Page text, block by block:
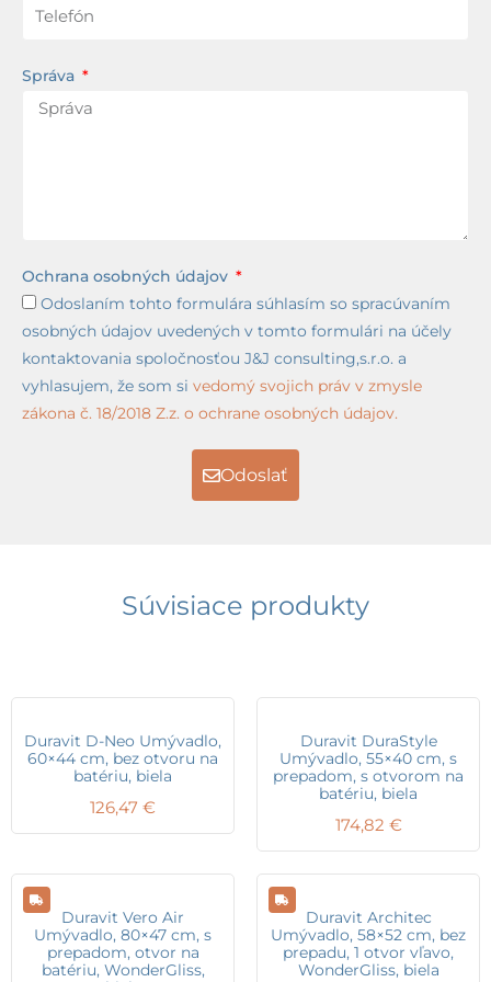
Správa
Ochrana osobných údajov
Odoslaním tohto formulára súhlasím so spracúvaním
osobných údajov uvedených v tomto formulári na účely
kontaktovania spoločnosťou J&J consulting,s.r.o. a
vyhlasujem, že som si vedomý svojich práv v zmysle
zákona č. 18/2018 Z.z. o ochrane osobných údajov.
Odoslať
Súvisiace produkty
Duravit D-Neo Umývadlo,
60×44 cm, bez otvoru na
batériu, biela
126,47 €
Duravit DuraStyle
Umývadlo, 55×40 cm, s
prepadom, s otvorom na
batériu, biela
174,82 €
Duravit Vero Air
Umývadlo, 80×47 cm, s
prepadom, otvor na
batériu, WonderGliss,
Duravit Architec
Umývadlo, 58×52 cm, bez
prepadu, 1 otvor vľavo,
WonderGliss, biela